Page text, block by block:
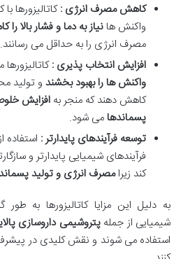
کاهش مصرف انرژی :کاتالیزورها
واکنش هانیاز به دما و فشار بالا
مصرف انرژی را به حداقل می رسانند.
افزایش انتخاب پذیری :
واکنش ها را بهبود بخشند و تولید
کاهش دهند که منجر به افزایش
پسماندهامی شود.
توسعه فرآیندهای پایدارتر : استفاده
فرآیندهای شیمیایی پایدارتر و
کند زیرامصرف انرژی و تولید
به دلیل این مزایا کاتالیزورها به
شیمیایی از جملهپتروشیمی داروسازی
استفاده می شوند و نقش کلیدی در